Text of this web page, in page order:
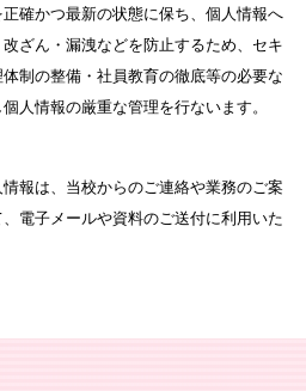
確かつ最新の状態に保ち、個人情報へ
ざん・漏洩などを防止するため、セキ
制の整備・社員教育の徹底等の必要な
人情報の厳重な管理を行ないます。
報は、当校からのご連絡や業務のご案
電子メールや資料のご送付に利用いた